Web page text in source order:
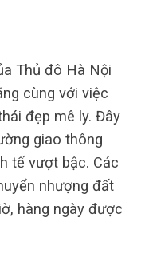
Thủ đô Hà Nội
cùng với việc
đẹp mê ly. Đây
giao thông
tế vượt bậc. Các
nhượng đất
hàng ngày được